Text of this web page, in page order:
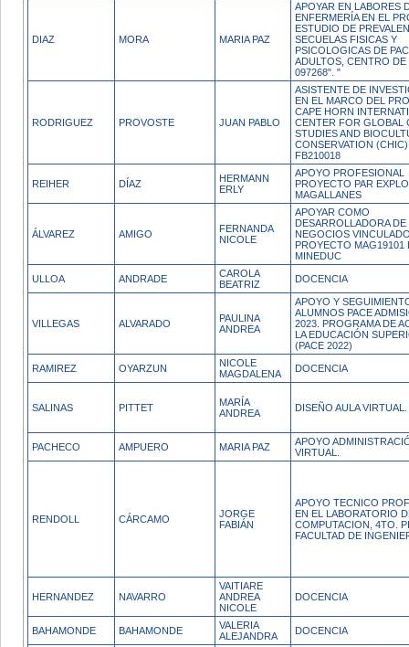
DIAZ MORA MARIA PAZ
APOYAR EN LABORES
ENFERMERÍA EN EL
ESTUDIO DE
SECUELAS FISICAS Y
PSICOLOGICAS DE
ADULTOS, CENTRO
097268". "
RODRIGUEZ PROVOSTE JUAN PABLO
ASISTENTE DE
EN EL MARCO DEL
CAPE HORN
CENTER FOR GLOBAL
STUDIES AND
CONSERVATION
FB210018
REIHER DÍAZ
HERMANN
ERLY
APOYO PROFESIONAL
PROYECTO PAR
MAGALLANES
ÁLVAREZ AMIGO
FERNANDA
NICOLE
APOYAR COMO
DESARROLLADORA DE
NEGOCIOS
PROYECTO MAG19101
MINEDUC
ULLOA ANDRADE
CAROLA
BEATRIZ
DOCENCIA
VILLEGAS ALVARADO
PAULINA
ANDREA
APOYO Y
ALUMNOS PACE
2023. PROGRAMA DE
LA EDUCACIÓN
(PACE 2022)
RAMIREZ OYARZUN
NICOLE
MAGDALENA
DOCENCIA
SALINAS PITTET
MARÍA
ANDREA
DISEÑO AULA VIRTUAL.
PACHECO AMPUERO MARIA PAZ
APOYO
VIRTUAL.
RENDOLL CÁRCAMO
JORGE
FABIÁN
APOYO TECNICO
EN EL LABORATORIO
COMPUTACION, 4TO.
FACULTAD DE
HERNANDEZ NAVARRO
VAITIARE
ANDREA
NICOLE
DOCENCIA
BAHAMONDE BAHAMONDE
VALERIA
ALEJANDRA
DOCENCIA